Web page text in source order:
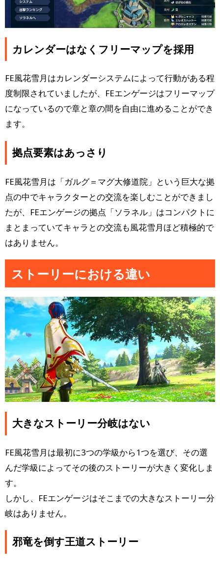
カレンダーはなくフリーマップを採用
FE風花雪月はカレンダーシステムによって行動がある程
度制限されていましたが、FEエンゲージはフリーマップ
になっているので章と章の間を自由に進めることができ
ます。
拠点要素はあっさり
FE風花雪月は「ガルグ＝マグ大修道院」という巨大な拠
点の中でキャラクターとの交流を楽しむことができまし
たが、FEエンゲージの拠点「ソラネル」はコンパクトに
まとまっていてキャラとの交流も風花雪月ほど積極的で
はありません。
ストーリーにおける違い
大きなストーリー分岐はない
FE風花雪月は最初に3つの学級から1つを選び、その選
んだ学級によってその後のストーリーが大きく変化しま
す。
しかし、FEエンゲージはそこまでの大きなストーリー分
岐はありません。
邪竜を倒す王道ストーリー